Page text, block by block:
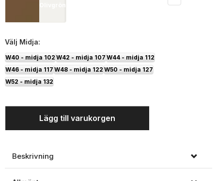
Olivgrön
Välj Midja:
W40 - midja 102 W42 - midja 107 W44 - midja 112
W46 - midja 117 W48 - midja 122 W50 - midja 127
W52 - midja 132
Lägg till varukorgen
Beskrivning